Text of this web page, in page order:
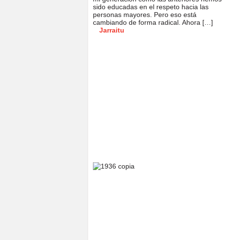
sido educadas en el respeto hacia las
personas mayores. Pero eso está
cambiando de forma radical. Ahora […]
Jarraitu